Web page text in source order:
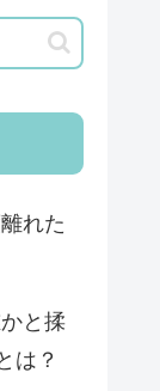
れた
と揉
は？